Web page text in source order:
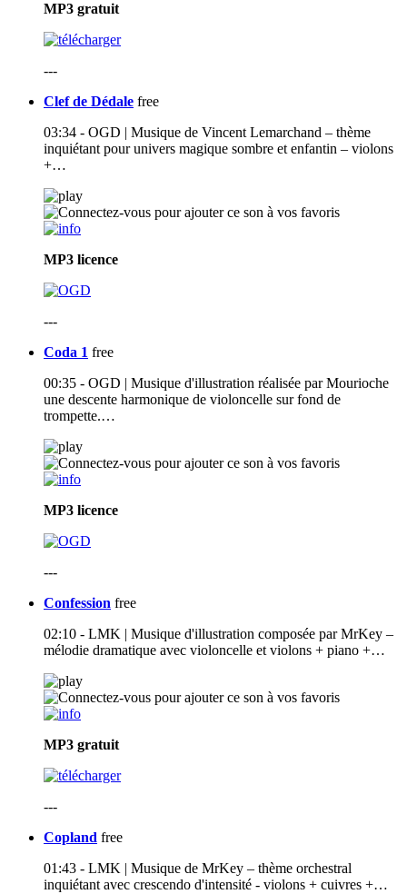
MP3 gratuit
---
Clef de Dédale free
03:34 - OGD | Musique de Vincent Lemarchand – thème
inquiétant pour univers magique sombre et enfantin – violons
+…
MP3 licence
---
Coda 1 free
00:35 - OGD | Musique d'illustration réalisée par Mourioche
une descente harmonique de violoncelle sur fond de
trompette.…
MP3 licence
---
Confession free
02:10 - LMK | Musique d'illustration composée par MrKey –
mélodie dramatique avec violoncelle et violons + piano +…
MP3 gratuit
---
Copland free
01:43 - LMK | Musique de MrKey – thème orchestral
inquiétant avec crescendo d'intensité - violons + cuivres +…